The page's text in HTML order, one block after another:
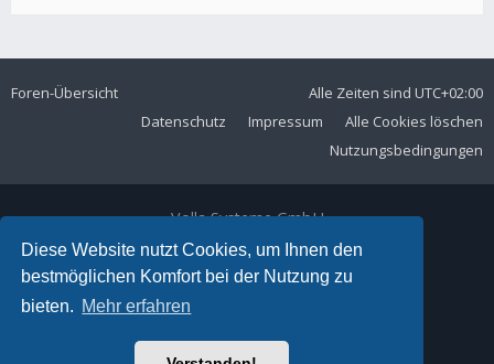
Diese Website nutzt Cookies, um Ihnen den
bestmöglichen Komfort bei der Nutzung zu
bieten. Mehr erfahren
Foren-Übersicht Alle Zeiten sind UTC+02:00
Alle Cookies löschen
Impressum
Datenschutz
Nutzungsbedingungen
Volla Systeme GmbH
Kölner Straße 102
42897 Remscheid
Telefon:+49 2191 59897 61
E-Mail: